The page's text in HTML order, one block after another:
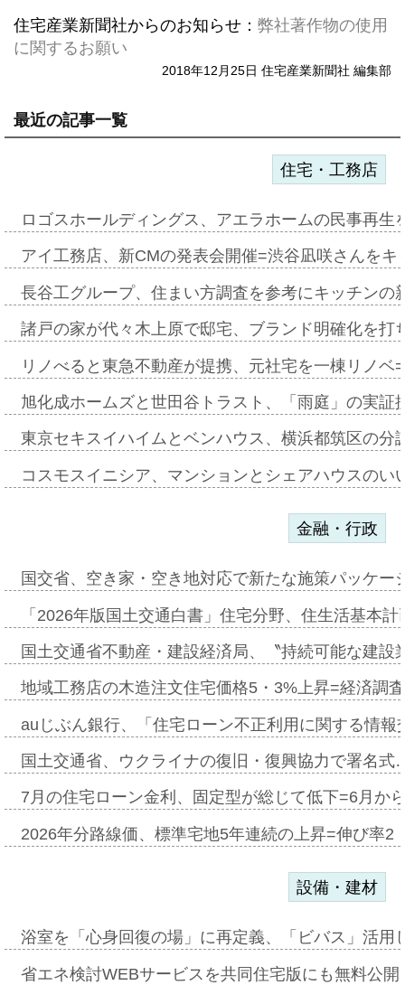
住宅産業新聞社からのお知らせ： 弊社著作物の使用
に関するお願い
2018年12月25日 住宅産業新聞社 編集部
最近の記事一覧
住宅・工務店
ロゴスホールディングス、アエラホームの民事再
アイ工務店、新CMの発表会開催=渋谷凪咲さんを
長谷工グループ、住まい方調査を参考にキッチン
諸戸の家が代々木上原で邸宅、ブランド明確化を
リノべると東急不動産が提携、元社宅を一棟リノ
旭化成ホームズと世田谷トラスト、「雨庭」の実
東京セキスイハイムとベンハウス、横浜都筑区の
コスモスイニシア、マンションとシェアハウスの
金融・行政
国交省、空き家・空き地対応で新たな施策パッケ
「2026年版国土交通白書」住宅分野、住生活基本
国土交通省不動産・建設経済局、〝持続可能な建
地域工務店の木造注文住宅価格5・3%上昇=経済調
auじぶん銀行、「住宅ローン不正利用に関する情
国土交通省、ウクライナの復旧・復興協力で署名
7月の住宅ローン金利、固定型が総じて低下=6月か
2026年分路線価、標準宅地5年連続の上昇=伸び率
設備・建材
浴室を「心身回復の場」に再定義、「ビバス」活
省エネ検討WEBサービスを共同住宅版にも無料公